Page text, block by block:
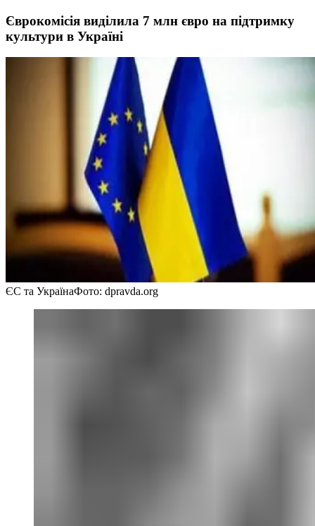
Єврокомісія виділила 7 млн євро на підтримку
культури в Україні
ЄС та УкраїнаФото: dpravda.org